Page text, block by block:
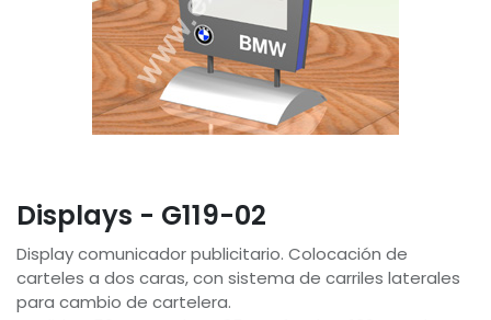
Displays - G119-02
Display comunicador publicitario. Colocación de
carteles a dos caras, con sistema de carriles laterales
para cambio de cartelera.